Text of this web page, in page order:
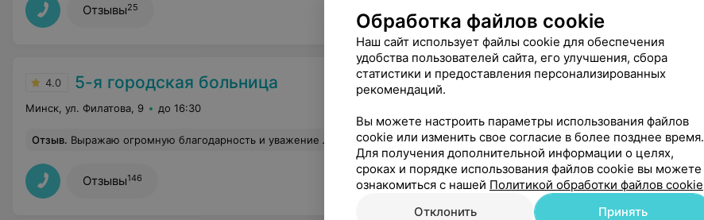
Отзывы25
4.0 5-я городская больница
Минск, ул. Филатова, 9 до 16:30
Отзыв. Выражаю огромную благодарность и уважение Людмиле Степановне и Андрею Мечеславовичу за их чуткость и золотые руки!!!! Как замечательно, что есть такие врачи, которые помагают вернуться к полноценной жизни и почувствовать себя вновь здоровым!!!! Еще
Отзывы146
Обработка файлов cookie
Наш сайт использует файлы cookie для обеспечения
удобства пользователей сайта, его улучшения, сбора
статистики и предоставления персонализированных
рекомендаций.
Вы можете настроить параметры использования файлов
cookie или изменить свое согласие в более позднее время.
Для получения дополнительной информации о целях,
сроках и порядке использования файлов cookie вы можете
ознакомиться с нашей Политикой обработки файлов cookie
Отклонить
Принять